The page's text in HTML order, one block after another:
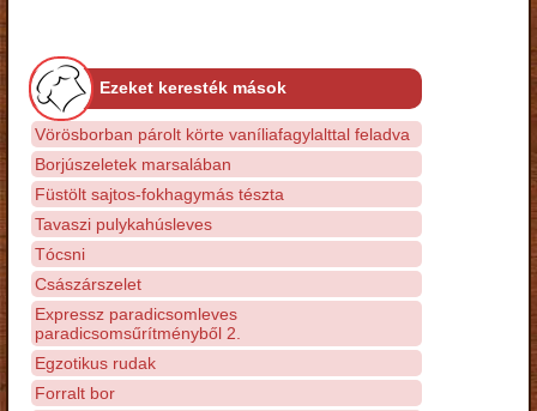
Ezeket keresték mások
Vörösborban párolt körte vaníliafagylalttal feladva
Borjúszeletek marsalában
Füstölt sajtos-fokhagymás tészta
Tavaszi pulykahúsleves
Tócsni
Császárszelet
Expressz paradicsomleves
paradicsomsűrítményből 2.
Egzotikus rudak
Forralt bor